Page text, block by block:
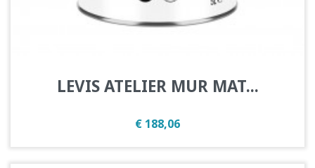
LEVIS ATELIER MUR MAT...
Prijs
€ 188,06